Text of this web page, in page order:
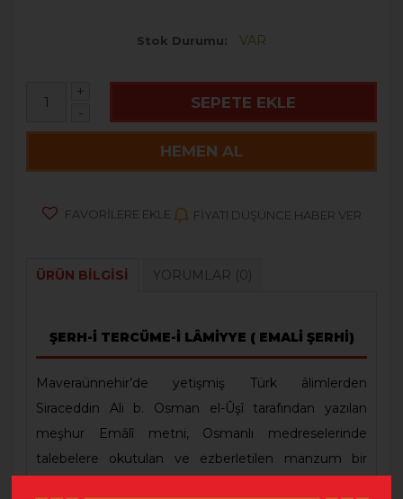
Stok Durumu VAR
+
-
SEPETE EKLE
HEMEN AL
FAVORILERE EKLE FIYATI DÜŞÜNCE HABER VER
ÜRÜN BILGISI YORUMLAR (0)
ŞERH-İ TERCÜME-İ LÂMİYYE ( EMALİ ŞERHİ)
Maveraünnehir’de yetişmiş Türk âlimlerden
Siraceddin Ali b. Osman el-Ûşî tarafından yazılan
meşhur Emâlî metni, Osmanlı medreselerinde
talebelere okutulan ve ezberletilen manzum bir